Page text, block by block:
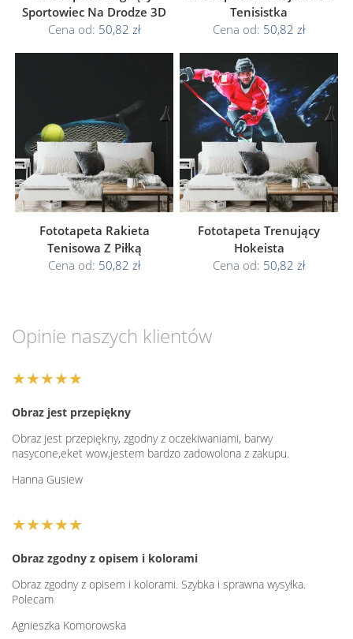
Sportowiec Na Drodze 3D
Cena od: 50,82 zł
Tenisistka
Cena od: 50,82 zł
Fototapeta Rakieta
Tenisowa Z Piłką
Cena od: 50,82 zł
Fototapeta Trenujący
Hokeista
Cena od: 50,82 zł
Opinie naszych klientów
★★★★★
Obraz jest przepiękny
Obraz jest przepiękny, zgodny z oczekiwaniami, barwy
nasycone,eket wow,jestem bardzo zadowolona z zakupu.
Hanna Gusiew
★★★★★
Obraz zgodny z opisem i kolorami
Obraz zgodny z opisem i kolorami. Szybka i sprawna wysyłka.
Polecam
Agnieszka Komorowska